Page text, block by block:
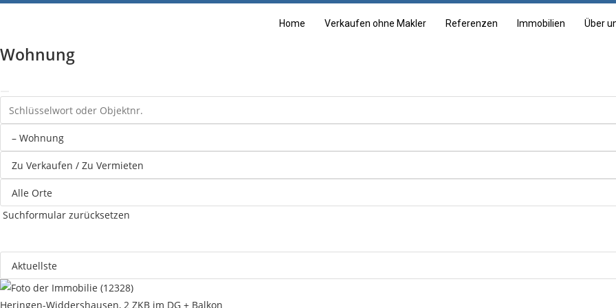
Home Verkaufen ohne Makler Referenzen Immobilien Über
Wohnung
Suchformular zurücksetzen
Heringen-Widdershausen, 2 ZKB im DG + Balkon